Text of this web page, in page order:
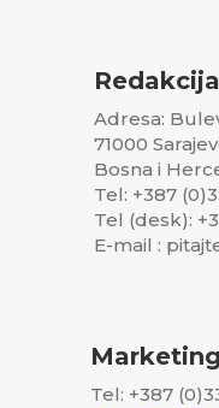
Redakcija
Adresa:
71000
Bosna i
Tel: +387
Tel (desk):
E-mail :
Marketing
Tel: +387